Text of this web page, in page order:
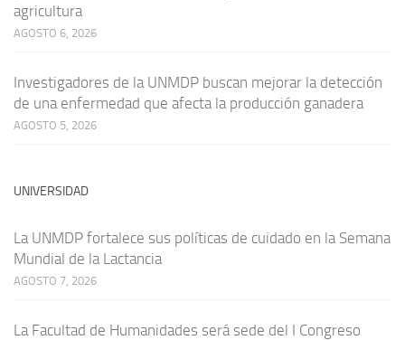
agricultura
AGOSTO 6, 2026
Investigadores de la UNMDP buscan mejorar la detección
de una enfermedad que afecta la producción ganadera
AGOSTO 5, 2026
UNIVERSIDAD
La UNMDP fortalece sus políticas de cuidado en la Semana
Mundial de la Lactancia
AGOSTO 7, 2026
La Facultad de Humanidades será sede del I Congreso